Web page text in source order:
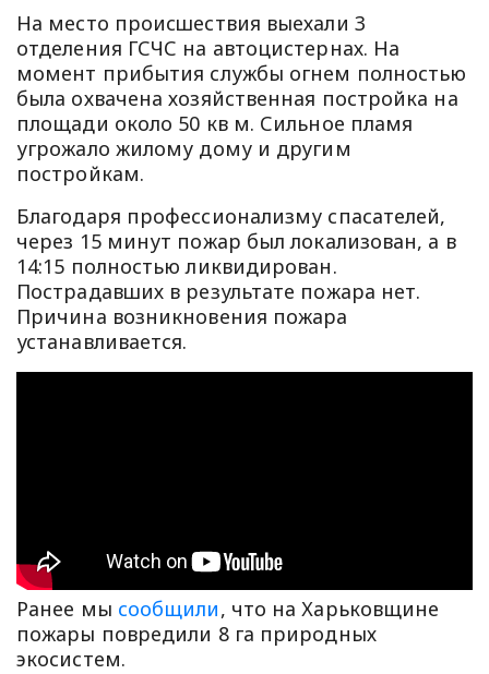
На место происшествия выехали 3
отделения ГСЧС на автоцистернах. На
момент прибытия службы огнем полностью
была охвачена хозяйственная постройка на
площади около 50 кв м. Сильное пламя
угрожало жилому дому и другим
постройкам.
Благодаря профессионализму спасателей,
через 15 минут пожар был локализован, а в
14:15 полностью ликвидирован.
Пострадавших в результате пожара нет.
Причина возникновения пожара
устанавливается.
Ранее мы сообщили, что на Харьковщине
пожары повредили 8 га природных
экосистем.